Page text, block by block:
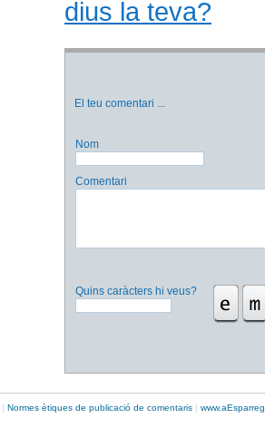
dius la teva?
El teu comentari ...
Nom
Comentari
Quins caràcters hi veus?
| Normes ètiques de publicació de comentaris | www.